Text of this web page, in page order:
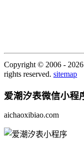
Copyright © 2006 -
rights reserved. sitemap
爱潮汐表微信小程
aichaoxibiao.com